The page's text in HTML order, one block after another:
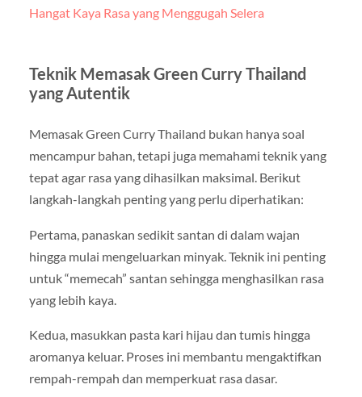
Hangat Kaya Rasa yang Menggugah Selera
Teknik Memasak Green Curry Thailand
yang Autentik
Memasak Green Curry Thailand bukan hanya soal
mencampur bahan, tetapi juga memahami teknik yang
tepat agar rasa yang dihasilkan maksimal. Berikut
langkah-langkah penting yang perlu diperhatikan:
Pertama, panaskan sedikit santan di dalam wajan
hingga mulai mengeluarkan minyak. Teknik ini penting
untuk “memecah” santan sehingga menghasilkan rasa
yang lebih kaya.
Kedua, masukkan pasta kari hijau dan tumis hingga
aromanya keluar. Proses ini membantu mengaktifkan
rempah-rempah dan memperkuat rasa dasar.